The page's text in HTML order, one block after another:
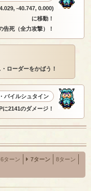
-40.747, 0.000)
に移動！
告死（全力攻撃）！
ローダーをかばう！
バイルシュタイン
2141のダメージ！
6ターン 7ターン
8ターン